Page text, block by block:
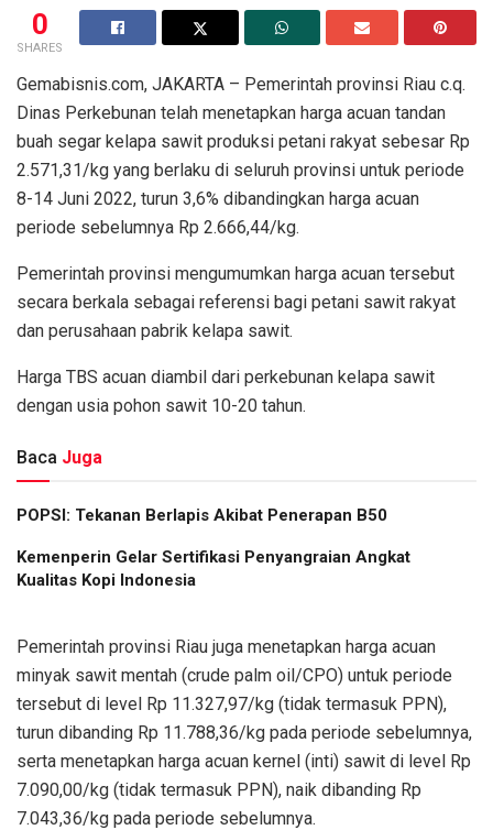
0
SHARES
Gemabisnis.com, JAKARTA – Pemerintah provinsi Riau c.q.
Dinas Perkebunan telah menetapkan harga acuan tandan
buah segar kelapa sawit produksi petani rakyat sebesar Rp
2.571,31/kg yang berlaku di seluruh provinsi untuk periode
8-14 Juni 2022, turun 3,6% dibandingkan harga acuan
periode sebelumnya Rp 2.666,44/kg.
Pemerintah provinsi mengumumkan harga acuan tersebut
secara berkala sebagai referensi bagi petani sawit rakyat
dan perusahaan pabrik kelapa sawit.
Harga TBS acuan diambil dari perkebunan kelapa sawit
dengan usia pohon sawit 10-20 tahun.
Baca Juga
POPSI: Tekanan Berlapis Akibat Penerapan B50
Kemenperin Gelar Sertifikasi Penyangraian Angkat
Kualitas Kopi Indonesia
Pemerintah provinsi Riau juga menetapkan harga acuan
minyak sawit mentah (crude palm oil/CPO) untuk periode
tersebut di level Rp 11.327,97/kg (tidak termasuk PPN),
turun dibanding Rp 11.788,36/kg pada periode sebelumnya,
serta menetapkan harga acuan kernel (inti) sawit di level Rp
7.090,00/kg (tidak termasuk PPN), naik dibanding Rp
7.043,36/kg pada periode sebelumnya.